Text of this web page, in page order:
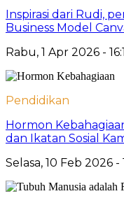
Inspirasi dari Rudi,
Business Model
Rabu, 1 Apr 2026 -
Pendidikan
Hormon
dan Ikatan Sosial
Selasa, 10 Feb 2026 -